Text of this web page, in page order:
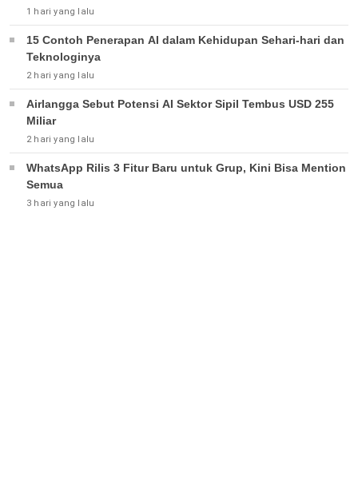
1 hari yang lalu
15 Contoh Penerapan AI dalam Kehidupan Sehari-hari dan
Teknologinya
2 hari yang lalu
Airlangga Sebut Potensi AI Sektor Sipil Tembus USD 255
Miliar
2 hari yang lalu
WhatsApp Rilis 3 Fitur Baru untuk Grup, Kini Bisa Mention
Semua
3 hari yang lalu